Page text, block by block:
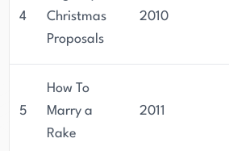
4
Christmas
Proposals
2010
5
How To
Marry a
Rake
2011